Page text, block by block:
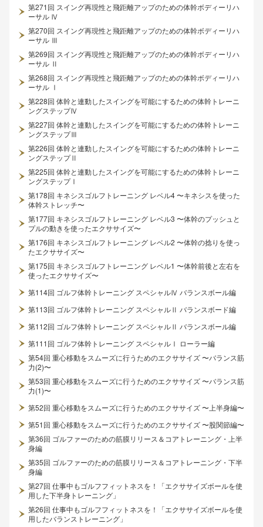
第271回 スイング再現性と飛距離アップのための体幹ボディーリハ
ーサル Ⅳ
第270回 スイング再現性と飛距離アップのための体幹ボディーリハ
ーサル Ⅲ
第269回 スイング再現性と飛距離アップのための体幹ボディーリハ
ーサル Ⅱ
第268回 スイング再現性と飛距離アップのための体幹ボディーリハ
ーサル Ⅰ
第228回 体幹と連動したスイングを可能にするための体幹トレーニ
ングステップⅣ
第227回 体幹と連動したスイングを可能にするための体幹トレーニ
ングステップⅢ
第226回 体幹と連動したスイングを可能にするための体幹トレーニ
ングステップⅡ
第225回 体幹と連動したスイングを可能にするための体幹トレーニ
ングステップⅠ
第178回 キネシスゴルフトレーニング レベル4 〜キネシスを使った
体幹ストレッチ〜
第177回 キネシスゴルフトレーニング レベル3 〜体幹のプッシュと
プルの動きを使ったエクササイズ〜
第176回 キネシスゴルフトレーニング レベル2 〜体幹の捻りを使っ
たエクササイズ〜
第175回 キネシスゴルフトレーニング レベル1 〜体幹前後と左右を
使ったエクササイズ〜
第114回 ゴルフ体幹トレーニング スペシャルⅣ バランスボール編
第113回 ゴルフ体幹トレーニング スペシャルⅡ バランスボード編
第112回 ゴルフ体幹トレーニング スペシャルⅡ バランスボール編
第111回 ゴルフ体幹トレーニング スペシャルⅠ ローラー編
第54回 重心移動をスムーズに行うためのエクササイズ 〜バランス筋
力(2)〜
第53回 重心移動をスムーズに行うためのエクササイズ 〜バランス筋
力(1)〜
第52回 重心移動をスムーズに行うためのエクササイズ 〜上半身編〜
第51回 重心移動をスムーズに行うためのエクササイズ 〜股関節編〜
第36回 ゴルファーのための筋膜リリース＆コアトレーニング・上半
身編
第35回 ゴルファーのための筋膜リリース＆コアトレーニング・下半
身編
第27回 仕事中もゴルフフィットネスを！「エクササイズボールを使
用した下半身トレーニング」
第26回 仕事中もゴルフフィットネスを！「エクササイズボールを使
用したバランストレーニング」